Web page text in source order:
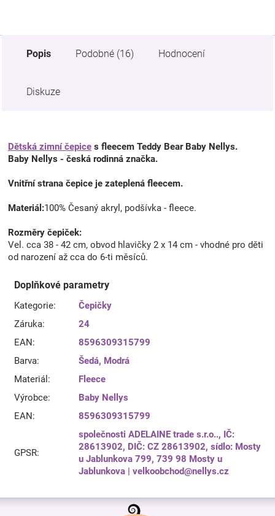
Popis Podobné (16) Hodnocení
Diskuze
Dětská zimní čepice s fleecem Teddy Bear Baby Nellys.
Baby Nellys - česká rodinná značka.
Vnitřní strana čepice je zateplená fleecem.
Materiál:100% Česaný akryl, podšívka - fleece.
Rozměry čepiček:
Vel. cca 38 - 42 cm, obvod hlavičky 2 x 14 cm - vhodné pro děti
od narození až cca do 6-ti měsíců.
Doplňkové parametry
Kategorie:
Čepičky
Záruka:
24
EAN:
8596309315799
Barva: Šedá, Modrá
Materiál :
Fleece
Výrobce:
Baby Nellys
EAN: 8596309315799
GPSR:
společnosti ADELAINE trade s.r.o.., IČ:
28613902, DIČ: CZ 28613902, sídlo: Mosty
u Jablunkova 799, 739 98 Mosty u
Jablunkova | velkoobchod@nellys.cz
Z